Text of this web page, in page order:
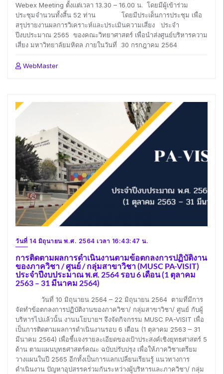
Webex Meeting ตั้งแต่เวลา 13.30 – 16.00 น. โดยมีผู้เข้าร่วม
ประชุมจำนวนทั้งสิ้น 52 ท่าน โดยมีประเด็นการประชุม เพื่อ
สรุปรายงานผลการวิเคราะห์และประเมินความเสี่ยง ประจำ
ปีงบประมาณ 2565 ของคณะวิทยาศาสตร์ เพื่อนำส่งศูนย์บริหารความ
เสี่ยง มหาวิทยาลัยมหิดล ภายในวันที่ 30 กรกฎาคม 2564
WebMaster
วันที่ 14 มิถุนายน พ.ศ. 2564 เวลา 16:43:47 น.
การติดตามผลการดำเนินงานตามข้อตกลงการปฏิบัติงาน
ของภาควิชา / ศูนย์ / กลุ่มสาขาวิชา (MUSC PA-VISIT)
ประจำปีงบประมาณ พ.ศ.​ 2564 รอบ 6 เดือน (1 ตุลาคม
2563 – 31 มีนาคม 2564)
วันที่ 10 มิถุนายน 2564 – 22 มิถุนายน 2564 ตามที่มีการ
จัดทำข้อตกลงการปฏิบัติงานของภาควิชา/ กลุ่มสาขาวิชา/ ศูนย์ กับผู้
บริหารไปแล้วนั้น งานนโยบายฯ จึงจัดกิจกรรม MUSC PA-VISIT เพื่อ
เป็นการติดตามผลการดำเนินงานรอบ 6 เดือน (1 ตุลาคม 2563 – 31
มีนาคม 2564) เพื่อชี้แจงรายละเอียดของเป้าประสงค์เชิงยุทธศาสตร์ 5
ด้าน ตามแผนบุทธศาสตร์คณะ ฉบับปรับปรุง เพื่อให้ภาควิชาเตรียม
วางแผนในปี 2565 อีกทั้งเป็นการแลกเปลี่ยนเรียนรู้ แนวทางการ
ดำเนินงาน ปัญหาอุปสรรคร่วมกันระหว่างผู้บริหารและภาควิชา/ กลุ่ม